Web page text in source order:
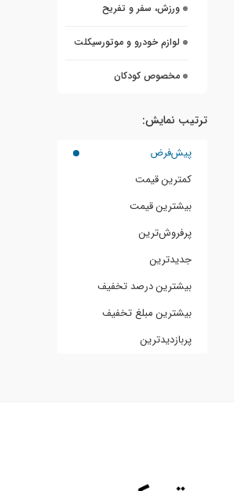
ورزش، سفر و تفریح
لوازم خودرو و موتورسیکلت
مخصوص کودکان
ترتیب نمایش:
پیش‌فرض
کمترین قیمت
بیشترین قیمت
پرفروش‌ترین
جدیدترین
بیشترین درصد تخفیف
بیشترین مبلغ تخفیف
پربازدیدترین